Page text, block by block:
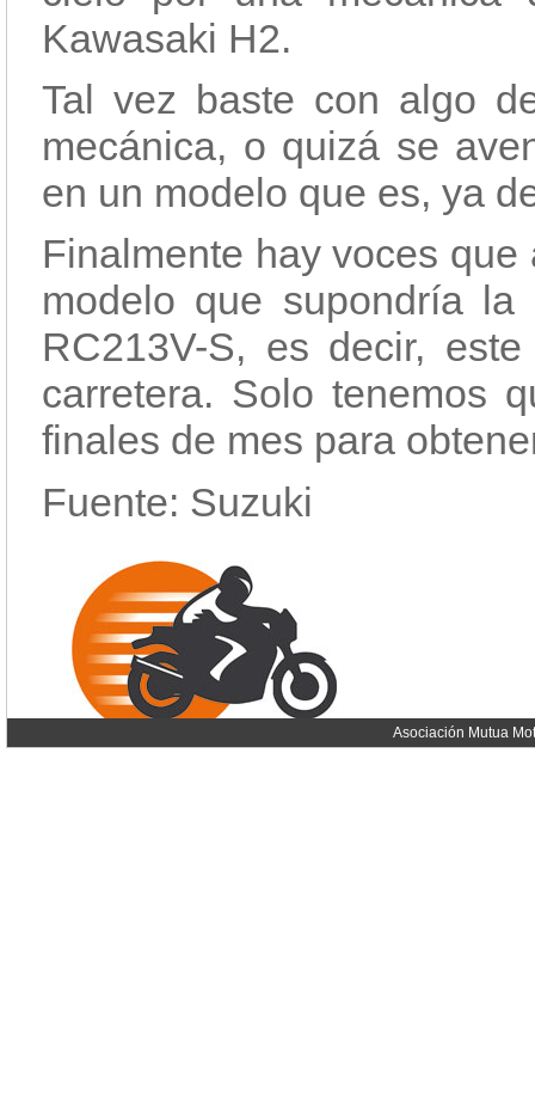
Kawasaki H2.
Tal vez baste con algo
mecánica, o quizá se
en un modelo que es, ya
Finalmente hay voces
modelo que supondría
RC213V-S, es decir,
carretera. Solo tenemos
finales de mes para
Fuente: Suzuki
Asociación Mutua